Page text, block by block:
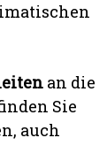
an die
Sie
auch